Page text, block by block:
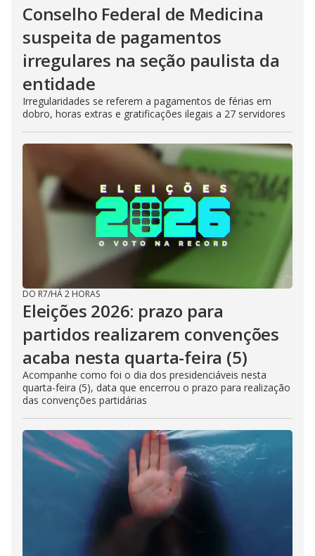
Conselho Federal de Medicina
suspeita de pagamentos
irregulares na seção paulista da
entidade
Irregularidades se referem a pagamentos de férias em
dobro, horas extras e gratificações ilegais a 27 servidores
DO R7/HÁ 2 HORAS
Eleições 2026: prazo para
partidos realizarem convenções
acaba nesta quarta-feira (5)
Acompanhe como foi o dia dos presidenciáveis nesta
quarta-feira (5), data que encerrou o prazo para realização
das convenções partidárias